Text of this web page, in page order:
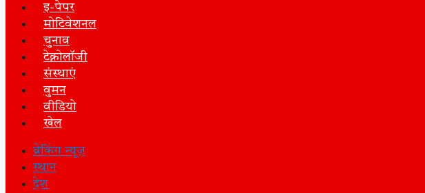
इ-पेपर
मोटिवेशनल
चुनाव
टेक्नोलॉजी
संस्थाएं
वुमन
वीडियो
खेल
ब्रेकिंग न्यूज़
स्थान
देश